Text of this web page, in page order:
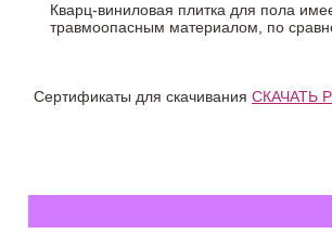
Кварц-виниловая плитка для пола
травмоопасным материалом, по
Сертификаты для скачивания СКАЧАТЬ